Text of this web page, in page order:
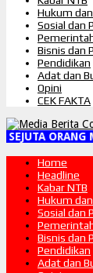
Hukum
Sosial dan
Bisnis dan
Pendidikan
Adat dan
Opini
CEK FAKTA
ORANG
Home
Headline
Kabar NTB
Hukum
Sosial dan
Bisnis dan
Pendidikan
Adat dan